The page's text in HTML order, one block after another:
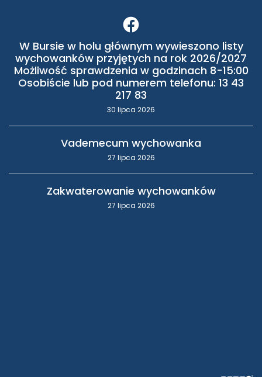
W Bursie w holu głównym wywieszono listy
wychowanków przyjętych na rok 2026/2027
Możliwość sprawdzenia w godzinach 8-15:00
Osobiście lub pod numerem telefonu: 13 43
217 83
30 lipca 2026
Vademecum wychowanka
27 lipca 2026
Zakwaterowanie wychowanków
27 lipca 2026